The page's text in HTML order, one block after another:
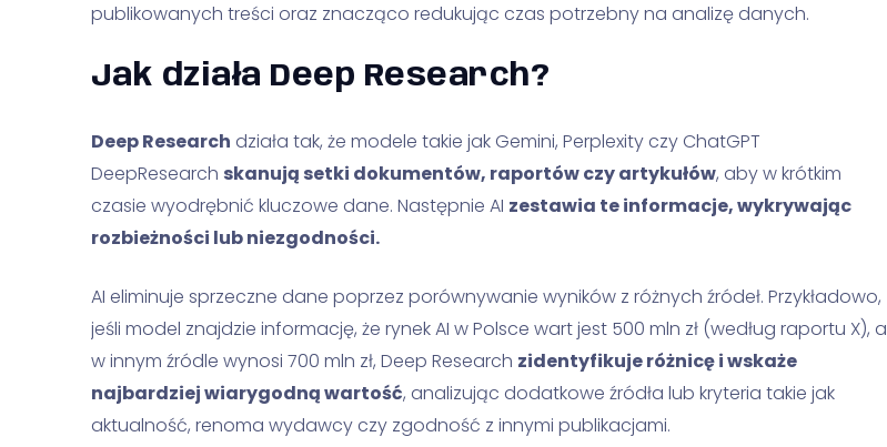
publikowanych treści oraz znacząco redukując czas potrzebny na analizę danych.
Jak działa Deep Research?
Deep Research działa tak, że modele takie jak Gemini, Perplexity czy ChatGPT
DeepResearch skanują setki dokumentów, raportów czy artykułów, aby w krótkim
czasie wyodrębnić kluczowe dane. Następnie AI zestawia te informacje, wykrywając
rozbieżności lub niezgodności.
AI eliminuje sprzeczne dane poprzez porównywanie wyników z różnych źródeł. Przykładowo,
jeśli model znajdzie informację, że rynek AI w Polsce wart jest 500 mln zł (według raportu X), a
w innym źródle wynosi 700 mln zł, Deep Research zidentyfikuje różnicę i wskaże
najbardziej wiarygodną wartość, analizując dodatkowe źródła lub kryteria takie jak
aktualność, renoma wydawcy czy zgodność z innymi publikacjami.